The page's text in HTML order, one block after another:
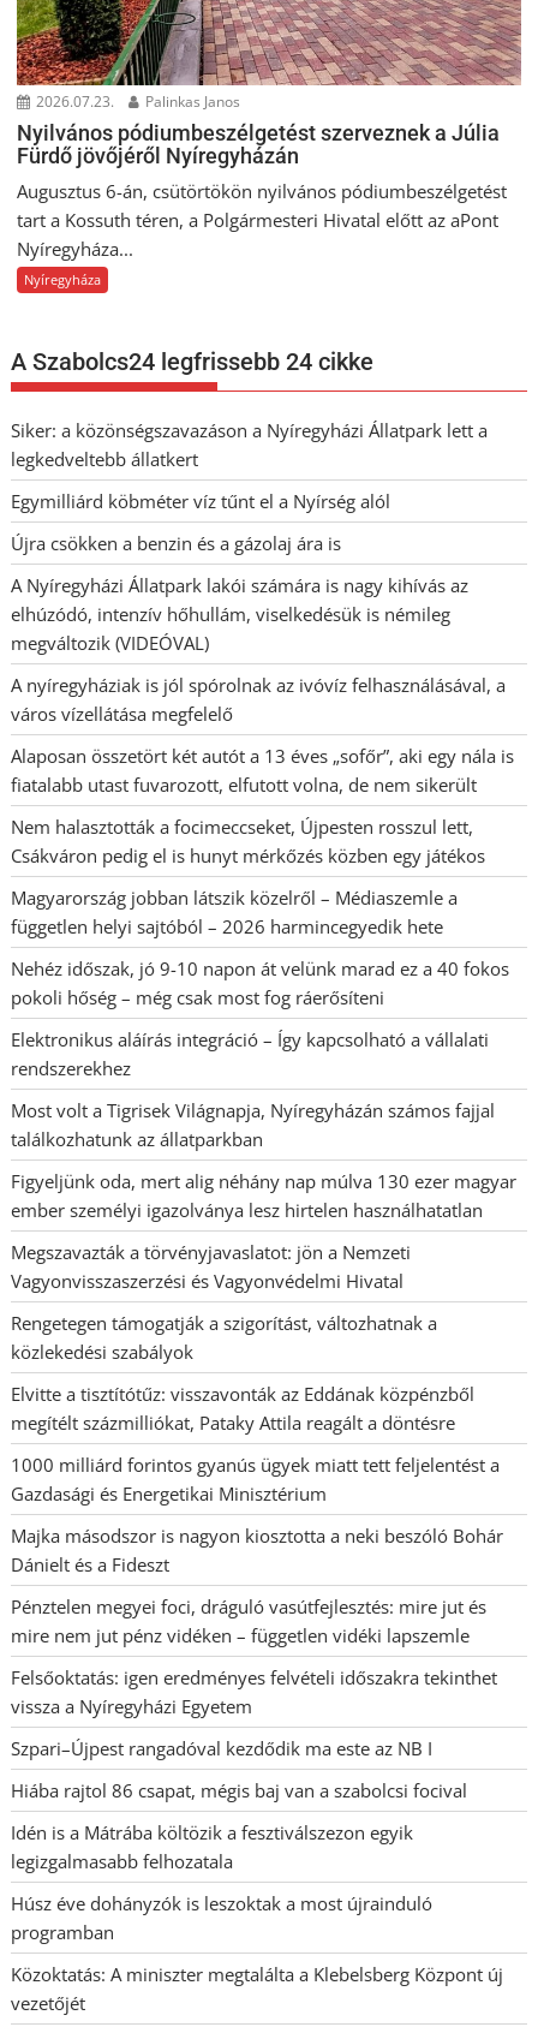
2026.07.23. Palinkas Janos
Nyilvános pódiumbeszélgetést szerveznek a Júlia
Fürdő jövőjéről Nyíregyházán
Augusztus 6-án, csütörtökön nyilvános pódiumbeszélgetést
tart a Kossuth téren, a Polgármesteri Hivatal előtt az aPont
Nyíregyháza...
Nyíregyháza
A Szabolcs24 legfrissebb 24 cikke
Siker: a közönségszavazáson a Nyíregyházi Állatpark lett a
legkedveltebb állatkert
Egymilliárd köbméter víz tűnt el a Nyírség alól
Újra csökken a benzin és a gázolaj ára is
A Nyíregyházi Állatpark lakói számára is nagy kihívás az
elhúzódó, intenzív hőhullám, viselkedésük is némileg
megváltozik (VIDEÓVAL)
A nyíregyháziak is jól spórolnak az ivóvíz felhasználásával, a
város vízellátása megfelelő
Alaposan összetört két autót a 13 éves „sofőr”, aki egy nála is
fiatalabb utast fuvarozott, elfutott volna, de nem sikerült
Nem halasztották a focimeccseket, Újpesten rosszul lett,
Csákváron pedig el is hunyt mérkőzés közben egy játékos
Magyarország jobban látszik közelről – Médiaszemle a
független helyi sajtóból – 2026 harmincegyedik hete
Nehéz időszak, jó 9-10 napon át velünk marad ez a 40 fokos
pokoli hőség – még csak most fog ráerősíteni
Elektronikus aláírás integráció – Így kapcsolható a vállalati
rendszerekhez
Most volt a Tigrisek Világnapja, Nyíregyházán számos fajjal
találkozhatunk az állatparkban
Figyeljünk oda, mert alig néhány nap múlva 130 ezer magyar
ember személyi igazolványa lesz hirtelen használhatatlan
Megszavazták a törvényjavaslatot: jön a Nemzeti
Vagyonvisszaszerzési és Vagyonvédelmi Hivatal
Rengetegen támogatják a szigorítást, változhatnak a
közlekedési szabályok
Elvitte a tisztítótűz: visszavonták az Eddának közpénzből
megítélt százmilliókat, Pataky Attila reagált a döntésre
1000 milliárd forintos gyanús ügyek miatt tett feljelentést a
Gazdasági és Energetikai Minisztérium
Majka másodszor is nagyon kiosztotta a neki beszóló Bohár
Dánielt és a Fideszt
Pénztelen megyei foci, dráguló vasútfejlesztés: mire jut és
mire nem jut pénz vidéken – független vidéki lapszemle
Felsőoktatás: igen eredményes felvételi időszakra tekinthet
vissza a Nyíregyházi Egyetem
Szpari–Újpest rangadóval kezdődik ma este az NB I
Hiába rajtol 86 csapat, mégis baj van a szabolcsi focival
Idén is a Mátrába költözik a fesztiválszezon egyik
legizgalmasabb felhozatala
Húsz éve dohányzók is leszoktak a most újrainduló
programban
Közoktatás: A miniszter megtalálta a Klebelsberg Központ új
vezetőjét